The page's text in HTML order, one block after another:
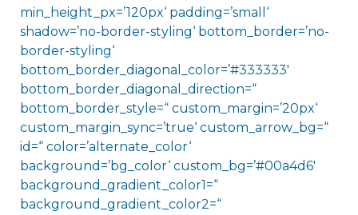
min_height_px=’120px‘ padding=’small‘
shadow=’no-border-styling‘ bottom_border=’no-
border-styling‘
bottom_border_diagonal_color=’#333333′
bottom_border_diagonal_direction=“
bottom_border_style=“ custom_margin=’20px‘
custom_margin_sync=’true‘ custom_arrow_bg=“
id=“ color=’alternate_color‘
background=’bg_color‘ custom_bg=’#00a4d6′
background_gradient_color1=“
background_gradient_color2=“